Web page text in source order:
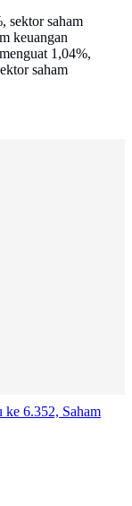
sektor saham
keuangan
1,04%,
saham
6.352, Saham